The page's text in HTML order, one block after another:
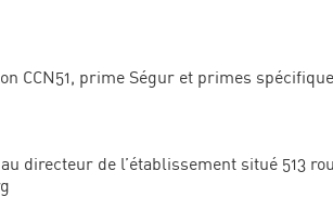
CCN51, prime Ségur et primes
directeur de l’établissement situé 513